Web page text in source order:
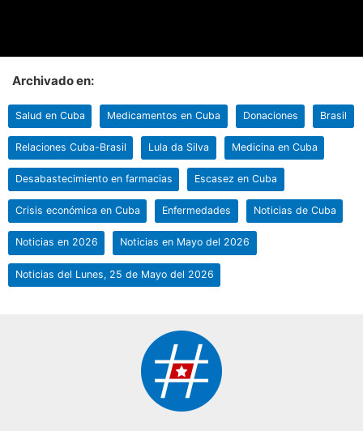
Archivado en:
Salud en Cuba Medicamentos en Cuba Donaciones Brasil
Relaciones Cuba-Brasil Lula da Silva Medicina en Cuba
Desabastecimiento en farmacias Escasez en Cuba
Crisis económica en Cuba Enfermedades Noticias de Cuba
Noticias en 2026 Noticias en Mayo del 2026
Noticias del Lunes, 25 de Mayo del 2026